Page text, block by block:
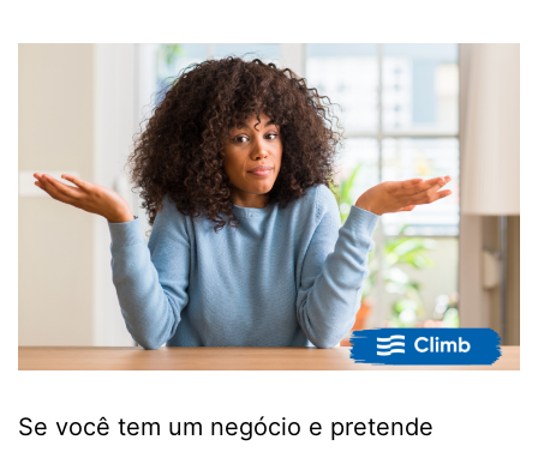
Se você tem um negócio e pretende